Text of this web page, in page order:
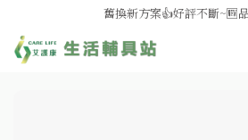
舊換新方案👍好評不斷~🆕